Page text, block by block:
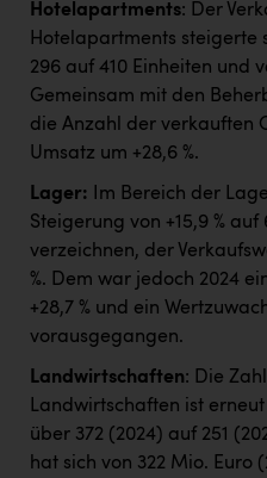
Hotelapartments: Der
Hotelapartments steigerte
296 auf 410 Einheiten und
Gemeinsam mit den
die Anzahl der verkauften
Umsatz um +28,6 %.
Lager: Im Bereich der
Steigerung von +15,9 % auf
verzeichnen, der
%. Dem war jedoch 2024
+28,7 % und ein
vorausgegangen.
Landwirtschaften: Die
Landwirtschaften ist erneut
über 372 (2024) auf 251
hat sich von 322 Mio. Euro